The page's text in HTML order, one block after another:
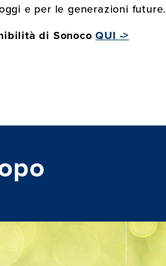
e per le generazioni future.
di SonocoQUI ->